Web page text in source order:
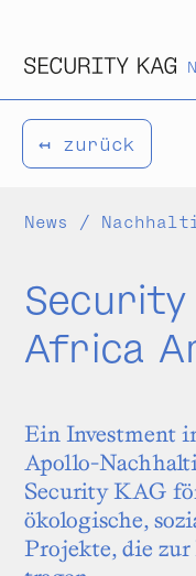
↤ zurück
News /
Security
Africa
Ein Investment
Apollo-
Security KAG
öko­logische,
Pro­jekte, die